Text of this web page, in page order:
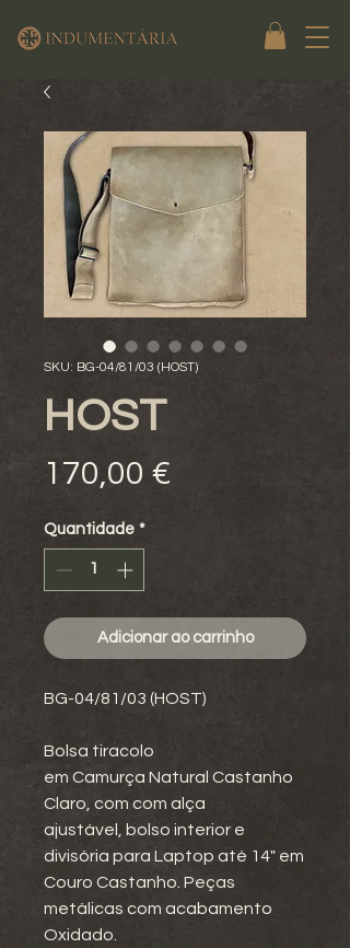
SKU: BG-04/81/03 (HOST)
HOST
170,00 €
Quantidade *
Adicionar ao carrinho
BG-04/81/03 (HOST)
Bolsa tiracolo
em Camurça Natural Castanho
Claro, com com alça
ajustável, bolso interior e
divisória para Laptop até 14" em
Couro Castanho. Peças
metálicas com acabamento
Oxidado.